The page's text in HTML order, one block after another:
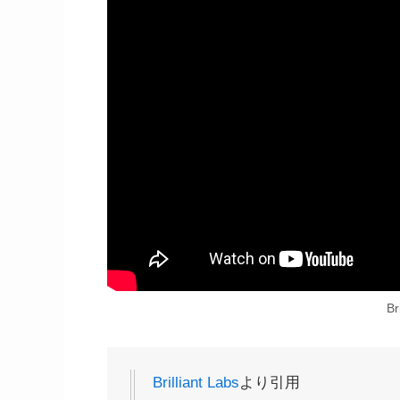
Brilliant Labsより引用